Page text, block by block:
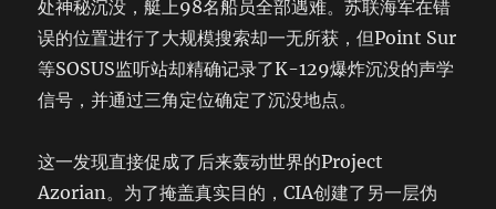
处神秘沉没，艇上98名船员全部遇难。苏联海军在错
误的位置进行了大规模搜索却一无所获，但Point Sur
等SOSUS监听站却精确记录了K-129爆炸沉没的声学
信号，并通过三角定位确定了沉没地点。
这一发现直接促成了后来轰动世界的Project
Azorian。为了掩盖真实目的，CIA创建了另一层伪